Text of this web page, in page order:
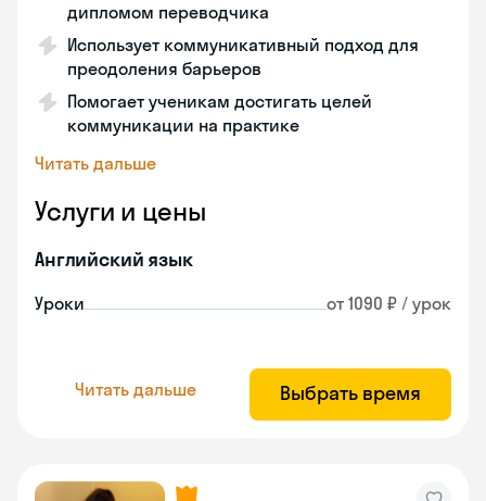
дипломом переводчика
Использует коммуникативный подход для
преодоления барьеров
Помогает ученикам достигать целей
коммуникации на практике
Читать дальше
Услуги и цены
Английский язык
Уроки от 1090 ₽ / урок
Читать дальше Выбрать время